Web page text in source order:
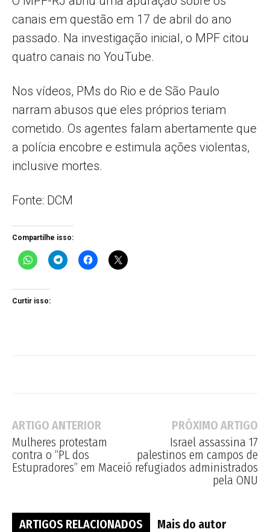
canais em questão em 17 de abril do ano
passado. Na investigação inicial, o MPF citou
quatro canais no YouTube.
Nos vídeos, PMs do Rio e de São Paulo
narram abusos que eles próprios teriam
cometido. Os agentes falam abertamente que
a polícia encobre e estimula ações violentas,
inclusive mortes.
Fonte: DCM
Compartilhe isso:
Curtir isso:
ARTIGO ANTERIOR
Mulheres protestam
contra o “PL dos
Estupradores” em Maceió
PRÓXIMO ARTIGO
Israel assassina 17
palestinos em campos de
refugiados administrados
pela ONU
ARTIGOS RELACIONADOS Mais do autor